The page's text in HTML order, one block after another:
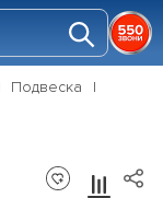
Подвеска